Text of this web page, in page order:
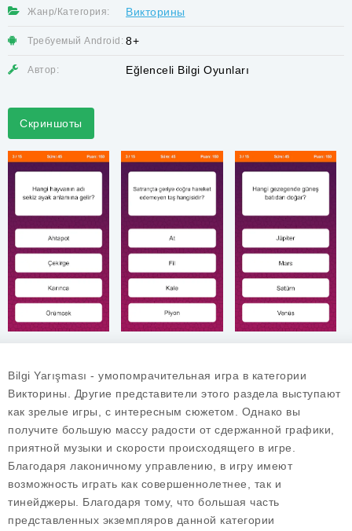
Жанр/Категория: Викторины
Требуемый Android: 8+
Автор: Eğlenceli Bilgi Oyunları
Скриншоты
Bilgi Yarışması - умопомрачительная игра в категории
Викторины. Другие представители этого раздела выступают
как зрелые игры, с интересным сюжетом. Однако вы
получите большую массу радости от сдержанной графики,
приятной музыки и скорости происходящего в игре.
Благодаря лаконичному управлению, в игру имеют
возможность играть как совершеннолетнее, так и
тинейджеры. Благодаря тому, что большая часть
представленных экземпляров данной категории